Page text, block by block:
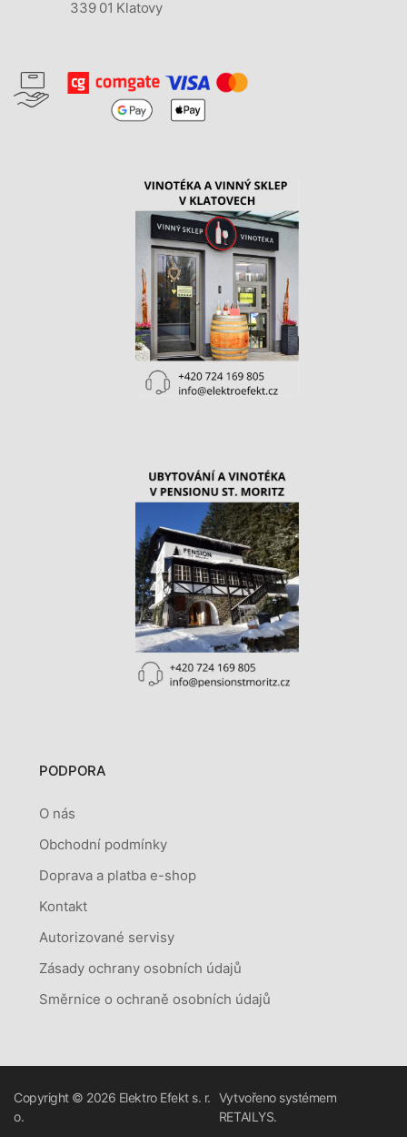
339 01 Klatovy
PODPORA
O nás
Obchodní podmínky
Doprava a platba e-shop
Kontakt
Autorizované servisy
Zásady ochrany osobních údajů
Směrnice o ochraně osobních údajů
Copyright © 2026 Elektro Efekt s. r.
o.
Vytvořeno systémem
RETAILYS.